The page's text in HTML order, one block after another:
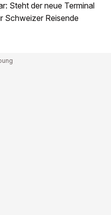
Steht der neue Terminal
Schweizer Reisende